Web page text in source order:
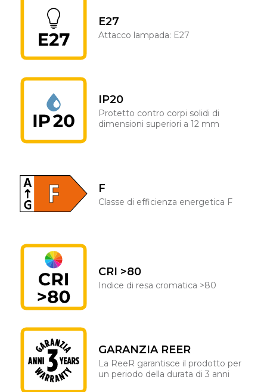
E27
Attacco lampada: E27
IP20
Protetto contro corpi solidi di
dimensioni superiori a 12 mm
F
Classe di efficienza energetica F
CRI >80
Indice di resa cromatica >80
GARANZIA REER
La ReeR garantisce il prodotto per
un periodo della durata di 3 anni